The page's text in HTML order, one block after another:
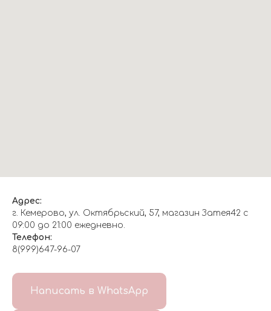
Адрес:
г. Кемерово, ул. Октябрьский, 57, магазин Затея42 с
09:00 до 21:00 ежедневно.
Телефон:
8(999)647-96-07
Написать в WhatsApp